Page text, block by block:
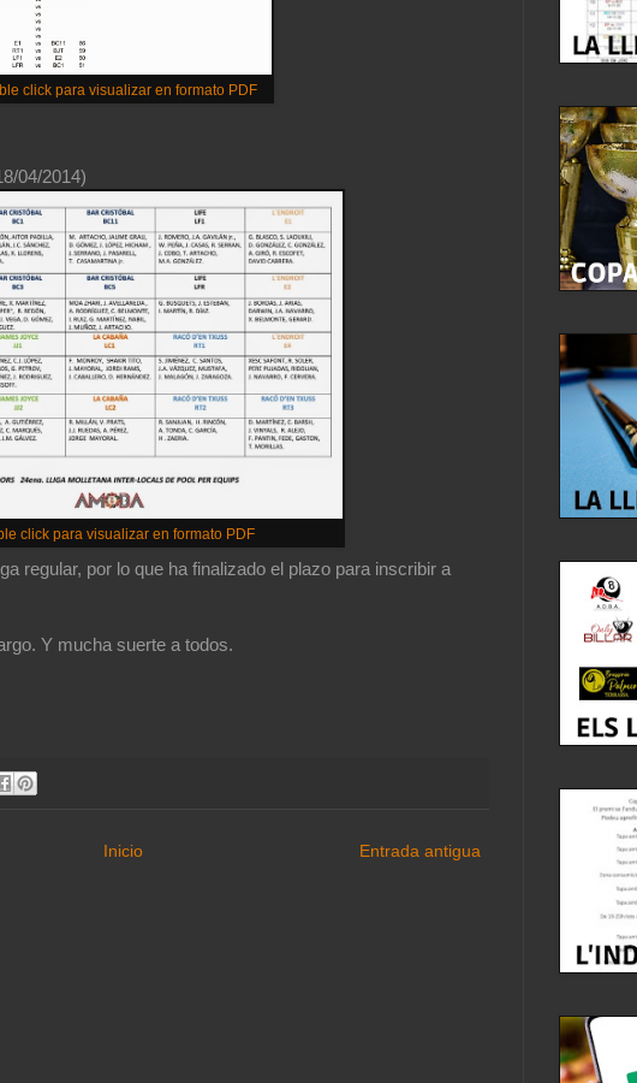
click para visualizar en formato PDF
04/2014)
click para visualizar en formato PDF
regular, por lo que ha finalizado el plazo para inscribir a
Y mucha suerte a todos.
Entrada antigua
Inicio